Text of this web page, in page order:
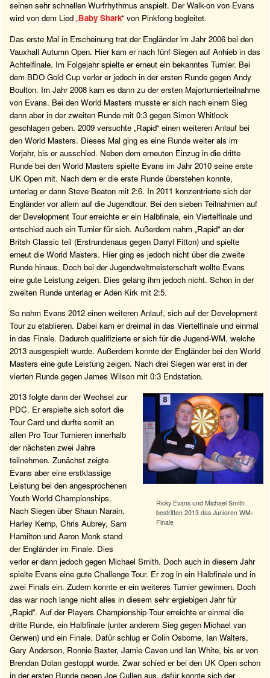
seinen sehr schnellen Wurfrhythmus anspielt. Der Walk-on von Evans
wird von dem Lied „Baby Shark“ von Pinkfong begleitet.
Das erste Mal in Erscheinung trat der Engländer im Jahr 2006 bei den
Vauxhall Autumn Open. Hier kam er nach fünf Siegen auf Anhieb in das
Achtelfinale. Im Folgejahr spielte er erneut ein bekanntes Turnier. Bei
dem BDO Gold Cup verlor er jedoch in der ersten Runde gegen Andy
Boulton. Im Jahr 2008 kam es dann zu der ersten Majorturnierteilnahme
von Evans. Bei den World Masters musste er sich nach einem Sieg
dann aber in der zweiten Runde mit 0:3 gegen Simon Whitlock
geschlagen geben. 2009 versuchte „Rapid“ einen weiteren Anlauf bei
den World Masters. Dieses Mal ging es eine Runde weiter als im
Vorjahr, bis er ausschied. Neben dem erneuten Einzug in die dritte
Runde bei den World Masters spielte Evans im Jahr 2010 seine erste
UK Open mit. Nach dem er die erste Runde überstehen konnte,
unterlag er dann Steve Beaton mit 2:6. In 2011 konzentrierte sich der
Engländer vor allem auf die Jugendtour. Bei den sieben Teilnahmen auf
der Development Tour erreichte er ein Halbfinale, ein Viertelfinale und
entschied auch ein Turnier für sich. Außerdem nahm „Rapid“ an der
Britsh Classic teil (Erstrundenaus gegen Darryl Fitton) und spielte
erneut die World Masters. Hier ging es jedoch nicht über die zweite
Runde hinaus. Doch bei der Jugendweltmeisterschaft wollte Evans
eine gute Leistung zeigen. Dies gelang ihm jedoch nicht. Schon in der
zweiten Runde unterlag er Aden Kirk mit 2:5.
So nahm Evans 2012 einen weiteren Anlauf, sich auf der Development
Tour zu etablieren. Dabei kam er dreimal in das Viertelfinale und einmal
in das Finale. Dadurch qualifizierte er sich für die Jugend-WM, welche
2013 ausgespielt wurde. Außerdem konnte der Engländer bei den World
Masters eine gute Leistung zeigen. Nach drei Siegen war erst in der
vierten Runde gegen James Wilson mit 0:3 Endstation.
Ricky Evans und Michael Smith
bestritten 2013 das Junioren WM-
Finale
2013 folgte dann der Wechsel zur
PDC. Er erspielte sich sofort die
Tour Card und durfte somit an
allen Pro Tour Turnieren innerhalb
der nächsten zwei Jahre
teilnehmen. Zunächst zeigte
Evans aber eine erstklassige
Leistung bei den angesprochenen
Youth World Championships.
Nach Siegen über Shaun Narain,
Harley Kemp, Chris Aubrey, Sam
Hamilton und Aaron Monk stand
der Engländer im Finale. Dies
verlor er dann jedoch gegen Michael Smith. Doch auch in diesem Jahr
spielte Evans eine gute Challenge Tour. Er zog in ein Halbfinale und in
zwei Finals ein. Zudem konnte er ein weiteres Turnier gewinnen. Doch
das war noch lange nicht alles in diesem sehr ergiebigen Jahr für
„Rapid“. Auf der Players Championship Tour erreichte er einmal die
dritte Runde, ein Halbfinale (unter anderem Sieg gegen Michael van
Gerwen) und ein Finale. Dafür schlug er Colin Osborne, Ian Walters,
Gary Anderson, Ronnie Baxter, Jamie Caven und Ian White, bis er von
Brendan Dolan gestoppt wurde. Zwar schied er bei den UK Open schon
in der ersten Runde gegen Joe Cullen aus, dafür konnte sich der